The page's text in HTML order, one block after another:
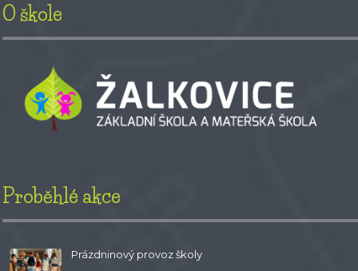
O škole
Proběhlé akce
Prázdninový provoz školy